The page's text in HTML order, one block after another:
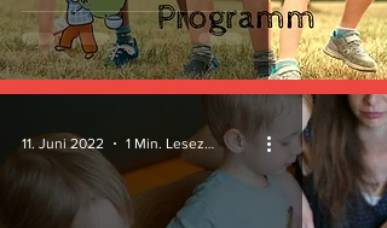
11. Juni 2022 1 Min. Lesezeit